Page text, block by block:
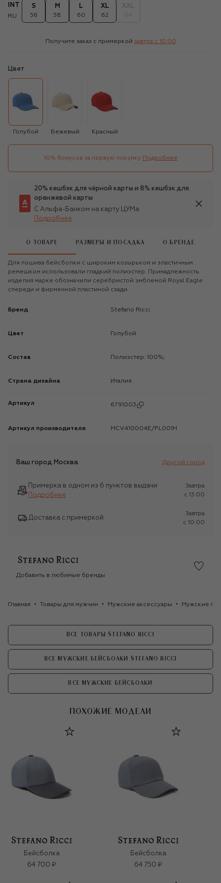
INT
RU
S
56
M
58
L
60
XL
62
Получите заказ с примеркой завтра c 10:00
Цвет
Голубой Бежевый Красный
10% бонусов за первую покупку Подробнее
20% кешбэк для чёрной карты и 8% кешбэк для
оранжевой карты
С Альфа-Банком на карту ЦУМа
Подробнее
О ТОВАРЕ РАЗМЕРЫ И ПОСАДКА О БРЕНДЕ
Для пошива бейсболки с широким козырьком и эластичным
ремешком использовали гладкий полиэстер. Принадлежность
изделия марке обозначили серебристой эмблемой Royal Eagle
спереди и фирменной пластиной сзади.
Бренд Stefano Ricci
Цвет Голубой
Состав Полиэстер: 100%;
Страна дизайна Италия
Артикул 6791003
Артикул производителя MCV410004E/PL001H
Ваш город Москва Другой город
Примерка в одном из 6 пунктов выдачи
Подробнее
Завтра
c 13:00
Доставка с примеркой
Завтра
c 10:00
Добавить в любимые бренды
Главная Товары для мужчин Мужские аксессуары Мужские
ВСЕ ТОВАРЫ STEFANO RICCI
ВСЕ МУЖСКИЕ БЕЙСБОЛКИ STEFANO RICCI
ВСЕ МУЖСКИЕ БЕЙСБОЛКИ
ПОХОЖИЕ МОДЕЛИ
Бейсболка
64 700 ₽
Бейсболка
64 750 ₽